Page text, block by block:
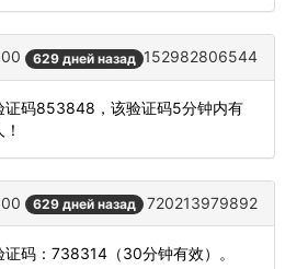
629 дней назад 152982806544
证码853848，该验证码5分钟内有
629 дней назад 720213979892
证码：738314（30分钟有效）。